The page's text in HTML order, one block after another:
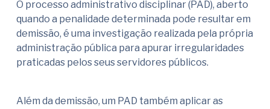
O processo administrativo disciplinar (PAD), aberto
quando a penalidade determinada pode resultar em
demissão, é uma investigação realizada pela própria
administração pública para apurar irregularidades
praticadas pelos seus servidores públicos.
Além da demissão, um PAD também aplicar as